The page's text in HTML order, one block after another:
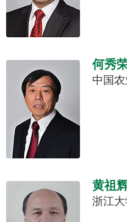
何秀
黄祖